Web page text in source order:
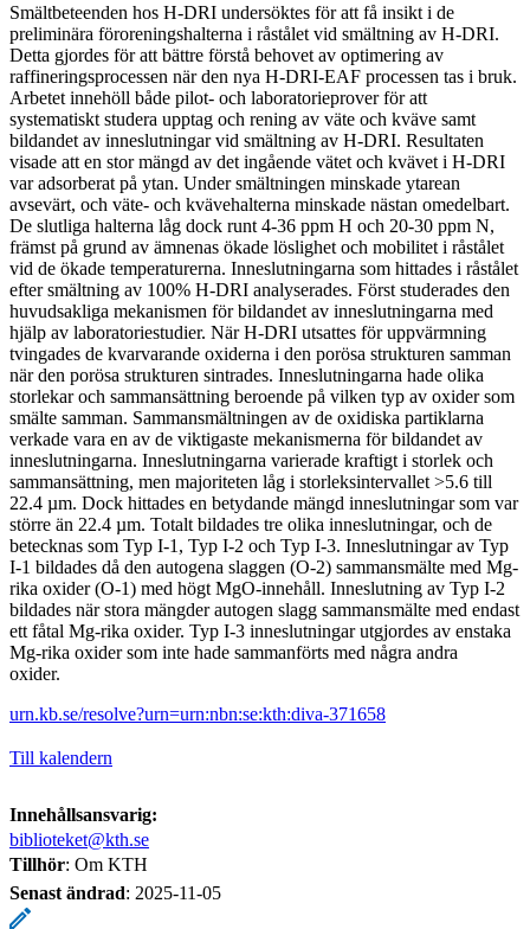
Smältbeteenden hos H-DRI undersöktes för att få insikt i de
preliminära föroreningshalterna i råstålet vid smältning av H-DRI.
Detta gjordes för att bättre förstå behovet av optimering av
raffineringsprocessen när den nya H-DRI-EAF processen tas i bruk.
Arbetet innehöll både pilot- och laboratorieprover för att
systematiskt studera upptag och rening av väte och kväve samt
bildandet av inneslutningar vid smältning av H-DRI. Resultaten
visade att en stor mängd av det ingående vätet och kvävet i H-DRI
var adsorberat på ytan. Under smältningen minskade ytarean
avsevärt, och väte- och kvävehalterna minskade nästan omedelbart.
De slutliga halterna låg dock runt 4-36 ppm H och 20-30 ppm N,
främst på grund av ämnenas ökade löslighet och mobilitet i råstålet
vid de ökade temperaturerna. Inneslutningarna som hittades i råstålet
efter smältning av 100% H-DRI analyserades. Först studerades den
huvudsakliga mekanismen för bildandet av inneslutningarna med
hjälp av laboratoriestudier. När H-DRI utsattes för uppvärmning
tvingades de kvarvarande oxiderna i den porösa strukturen samman
när den porösa strukturen sintrades. Inneslutningarna hade olika
storlekar och sammansättning beroende på vilken typ av oxider som
smälte samman. Sammansmältningen av de oxidiska partiklarna
verkade vara en av de viktigaste mekanismerna för bildandet av
inneslutningarna. Inneslutningarna varierade kraftigt i storlek och
sammansättning, men majoriteten låg i storleksintervallet >5.6 till
22.4 µm. Dock hittades en betydande mängd inneslutningar som var
större än 22.4 µm. Totalt bildades tre olika inneslutningar, och de
betecknas som Typ I-1, Typ I-2 och Typ I-3. Inneslutningar av Typ
I-1 bildades då den autogena slaggen (O-2) sammansmälte med Mg-
rika oxider (O-1) med högt MgO-innehåll. Inneslutning av Typ I-2
bildades när stora mängder autogen slagg sammansmälte med endast
ett fåtal Mg-rika oxider. Typ I-3 inneslutningar utgjordes av enstaka
Mg-rika oxider som inte hade sammanförts med några andra
oxider.
urn.kb.se/resolve?urn=urn:nbn:se:kth:diva-371658
Till kalendern
Innehållsansvarig:
biblioteket@kth.se
Tillhör: Om KTH
Senast ändrad: 2025-11-05